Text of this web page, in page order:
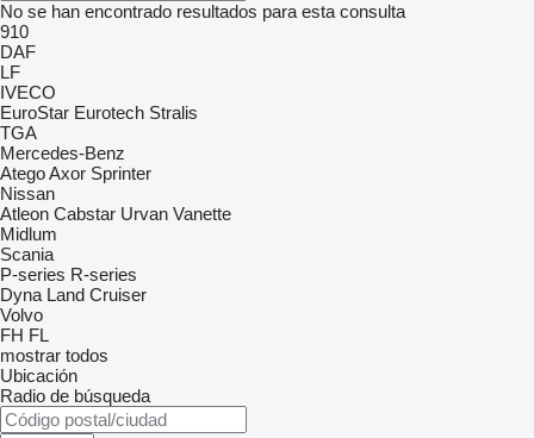
No se han encontrado resultados para esta consulta
910
DAF
LF
IVECO
EuroStar Eurotech Stralis
TGA
Mercedes-Benz
AtegoAxor Sprinter
Nissan
Atleon Cabstar Urvan Vanette
Midlum
Scania
P-series R-series
Dyna Land Cruiser
Volvo
FH FL
mostrar todos
Ubicación
Radio de búsqueda